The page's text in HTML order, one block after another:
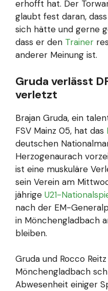
erhofft hat. Der
glaubt fest daran,
sich hätte und gerne
dass er den Trainer
anderer Meinung ist.
Gruda verlässt
verletzt
Brajan Gruda, ein
FSV Mainz 05, hat das
deutschen
Herzogenaurach
ist eine muskuläre
sein Verein am
jährige U21-
nach der EM-
in Mönchengladbach
bleiben.
Gruda und Rocco
Mönchengladbach
Abwesenheit einiger